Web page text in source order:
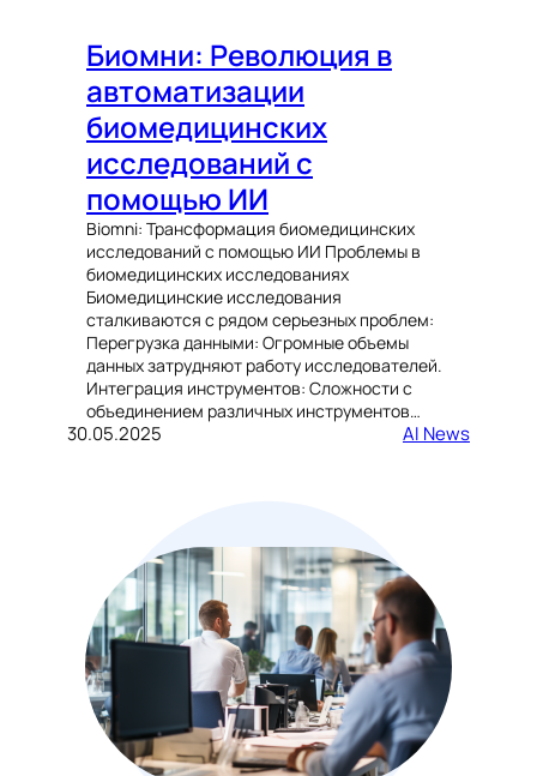
Биомни: Революция в
автоматизации
биомедицинских
исследований с
помощью ИИ
Biomni: Трансформация биомедицинских
исследований с помощью ИИ Проблемы в
биомедицинских исследованиях
Биомедицинские исследования
сталкиваются с рядом серьезных проблем:
Перегрузка данными: Огромные объемы
данных затрудняют работу исследователей.
Интеграция инструментов: Сложности с
объединением различных инструментов…
30.05.2025 AI News